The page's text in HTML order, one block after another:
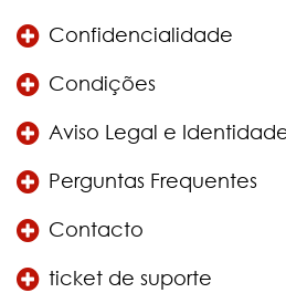
Confidencialidade
Condições
Aviso Legal e
Perguntas Frequentes
Contacto
ticket de suporte